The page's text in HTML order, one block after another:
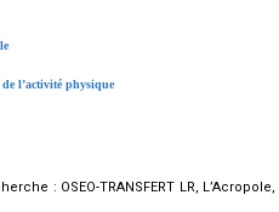
l’activité physique
: OSEO-TRANSFERT LR,